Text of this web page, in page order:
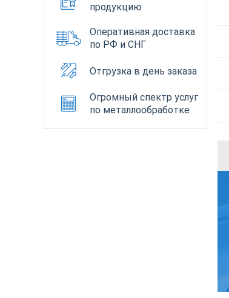
продукцию
Оперативная доставка
по РФ и СНГ
Отгрузка в день заказа
Огромный спектр услуг
по металлообработке